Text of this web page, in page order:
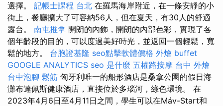
選擇。 記帳士課程 台北 在羅馬海岸附近，在一條安靜的小
街上，餐廳擴大了可容納56人，但在夏天，有30人的舒適
露台。 南屯推拿 開朗的內飾，開朗的內部色彩，實現了各
個年齡段的目的，可以度過美好時光，並返回一個輕鬆，寬
鬆的地方。 台胞證基隆 seo點擊軟體價格 外燴 buffet
GOOGLE ANALYTICS seo 是什麼 五權路按摩 台中 外燴
台中泡腳 鬆筋 匈牙利唯一的船形酒店是桑拿公園的假日海
灘布達佩斯健康酒店，直接位於多瑙河，綠色環境。 在
2023年4月6日至4月11日之間，學生可以在Máv-Start和